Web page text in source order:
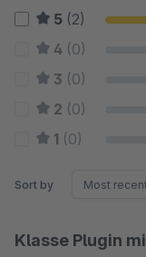
5 (2)
4 (0)
3 (0)
2 (0)
1 (0)
Sort by
Klasse Plugin